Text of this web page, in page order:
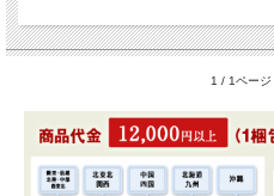
1 / 1ページ